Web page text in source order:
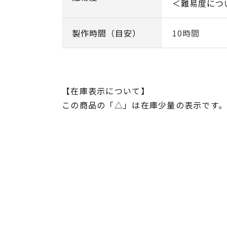
＜難易度に
製作時間（目安） 10時間
【在庫表示について】
この商品の「△」は在庫少量の表示です。